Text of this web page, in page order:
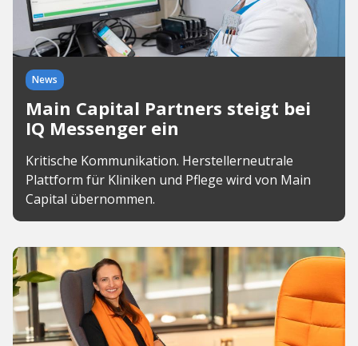
News
Main Capital Partners steigt bei
IQ Messenger ein
Kritische Kommunikation. Herstellerneutrale
Plattform für Kliniken und Pflege wird von Main
Capital übernommen.